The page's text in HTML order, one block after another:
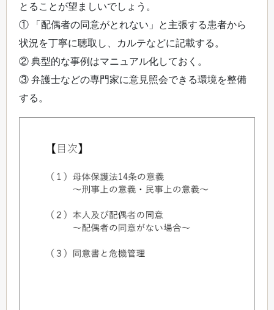
とることが望ましいでしょう。
① 「配偶者の同意がとれない」と主張する患者から
状況を丁寧に聴取し、カルテなどに記載する。
② 典型的な事例はマニュアル化しておく。
③ 弁護士などの専門家に意見照会できる環境を整備
する。